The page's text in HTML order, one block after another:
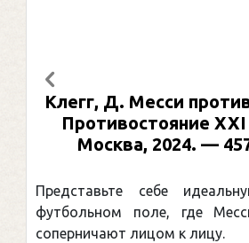
Клегг, Д. Месси
Противостояние
Москва, 2024. —
Представьте себе
футбольном поле, где
соперничают лицом к лицу.
Предыдущий